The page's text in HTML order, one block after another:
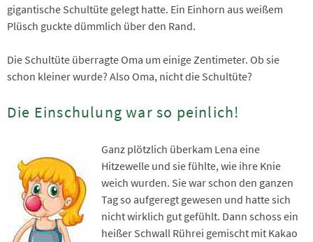
gigantische Schultüte gelegt hatte. Ein Einhorn aus weißem
Plüsch guckte dümmlich über den Rand.
Die Schultüte überragte Oma um einige Zentimeter. Ob sie
schon kleiner wurde? Also Oma, nicht die Schultüte?
Die Einschulung war so peinlich!
Ganz plötzlich überkam Lena eine
Hitzewelle und sie fühlte, wie ihre Knie
weich wurden. Sie war schon den ganzen
Tag so aufgeregt gewesen und hatte sich
nicht wirklich gut gefühlt. Dann schoss ein
heißer Schwall Rührei gemischt mit Kakao